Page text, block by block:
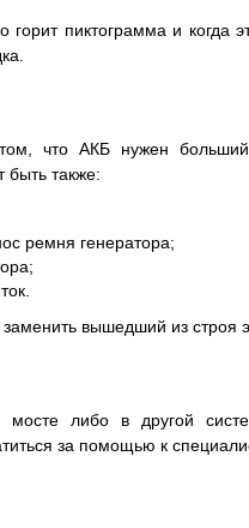
горит пиктограмма и когда
что АКБ нужен
быть также:
ремня генератора;
вышедший из строя
мосте либо в другой
за помощью к